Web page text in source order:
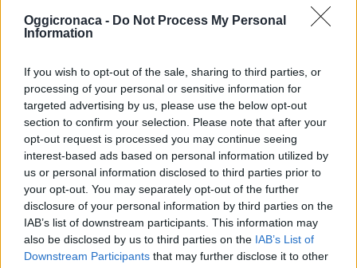
Oggicronaca - Do Not Process My Personal
Information
If you wish to opt-out of the sale, sharing to third parties, or
processing of your personal or sensitive information for
targeted advertising by us, please use the below opt-out
section to confirm your selection. Please note that after your
opt-out request is processed you may continue seeing
interest-based ads based on personal information utilized by
us or personal information disclosed to third parties prior to
your opt-out. You may separately opt-out of the further
disclosure of your personal information by third parties on the
IAB’s list of downstream participants. This information may
also be disclosed by us to third parties on the IAB’s List of
Downstream Participants that may further disclose it to other